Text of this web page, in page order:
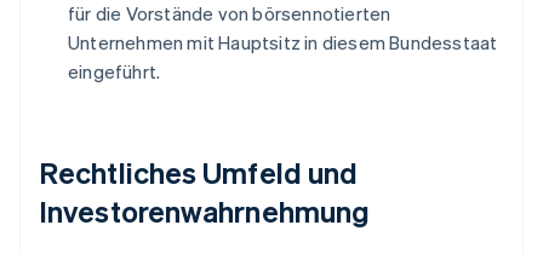
für die Vorstände von börsennotierten
Unternehmen mit Hauptsitz in diesem Bundesstaat
eingeführt.
Rechtliches Umfeld und
Investorenwahrnehmung